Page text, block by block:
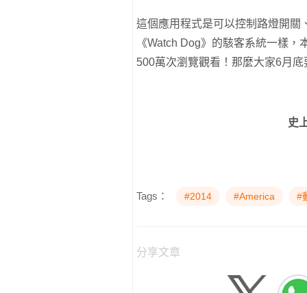
這個應用程式是可以控制路燈開關
《Watch Dog》的駭客系統一樣
500萬次瀏覽觀看！那麼大家6月
史
Tags： #2014 #America #
分享文章